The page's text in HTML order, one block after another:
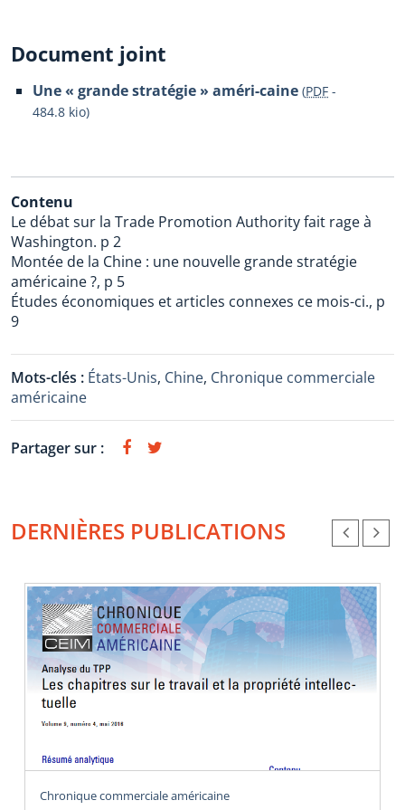
Document joint
Une « grande stratégie » améri-caine (PDF -
484.8 kio)
Contenu
Le débat sur la Trade Promotion Authority fait rage à
Washington. p 2
Montée de la Chine : une nouvelle grande stratégie
américaine ?, p 5
Études économiques et articles connexes ce mois-ci., p
9
Mots-clés : États-Unis, Chine, Chronique commerciale
américaine
Partager sur :
DERNIÈRES PUBLICATIONS
Chronique commerciale américaine